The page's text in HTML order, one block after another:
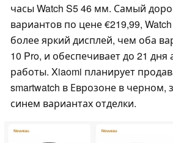
часы Watch S5 46 мм. Самый
вариантов по цене €219,99,
более яркий дисплей, чем оба
10 Pro, и обеспечивает до 21
работы. Xiaomi планирует
smartwatch в Еврозоне в черном,
синем вариантах отделки.